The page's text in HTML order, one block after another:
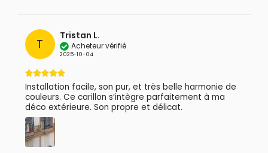
T
Tristan L.
Acheteur vérifié
2025-10-04
Installation facile, son pur, et très belle harmonie de
couleurs. Ce carillon s’intègre parfaitement à ma
déco extérieure. Son propre et délicat.